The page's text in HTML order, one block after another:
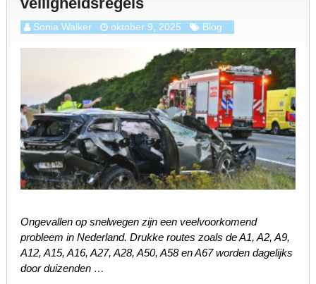
Sonia Walker oktober 9, 2025 Blog
Ongevallen op snelwegen zijn een veelvoorkomend
probleem in Nederland. Drukke routes zoals de A1, A2, A9,
A12, A15, A16, A27, A28, A50, A58 en A67 worden dagelijks
door duizenden …